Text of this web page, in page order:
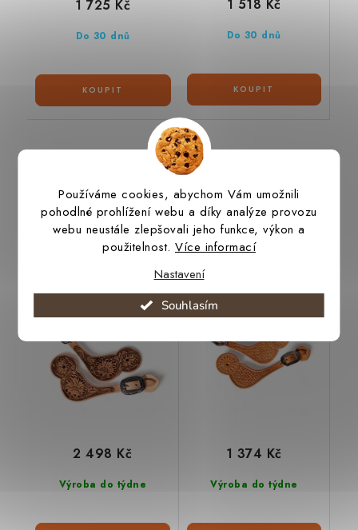
Používáme cookies, abychom Vám umožnili
pohodlné prohlížení webu a díky analýze provozu
webu neustále zlepšovali jeho funkce, výkon a
použitelnost. Více informací
Nastavení
Souhlasím
Do 30 dnů
1 725 Kč
Do 30 dnů
1 518 Kč
Podobné produkty
Ostruhové řemínky
Výroba do týdne
2 498 Kč
Ostruhové řemínky
Novinka
Výroba do týdne
1 374 Kč